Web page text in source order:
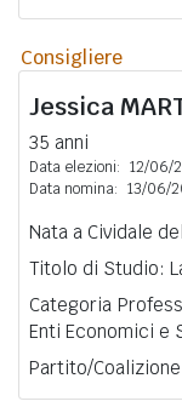
Consigliere
Jessica
35 anni
Data elezioni: 12/06/
Data nomina: 13/06/
Nata a Cividale
Titolo di Studio:
Categoria
Enti Economici e
Partito/